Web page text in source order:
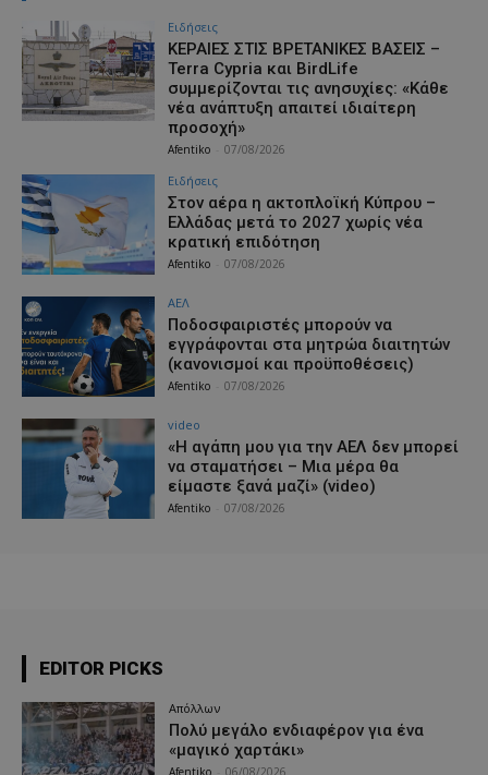
Ειδήσεις
ΚΕΡΑΙΕΣ ΣΤΙΣ ΒΡΕΤΑΝΙΚΕΣ ΒΑΣΕΙΣ –
Terra Cypria και BirdLife
συμμερίζονται τις ανησυχίες: «Κάθε
νέα ανάπτυξη απαιτεί ιδιαίτερη
προσοχή»
Afentiko 07/08/2026
Ειδήσεις
Στον αέρα η ακτοπλοϊκή Κύπρου –
Ελλάδας μετά το 2027 χωρίς νέα
κρατική επιδότηση
Afentiko 07/08/2026
ΑΕΛ
Ποδοσφαιριστές μπορούν να
εγγράφονται στα μητρώα διαιτητών
(κανονισμοί και προϋποθέσεις)
Afentiko 07/08/2026
video
«Η αγάπη μου για την ΑΕΛ δεν μπορεί
να σταματήσει – Μια μέρα θα
είμαστε ξανά μαζί» (video)
Afentiko 07/08/2026
EDITOR PICKS
Απόλλων
Πολύ μεγάλο ενδιαφέρον για ένα
«μαγικό χαρτάκι»
Afentiko 06/08/2026